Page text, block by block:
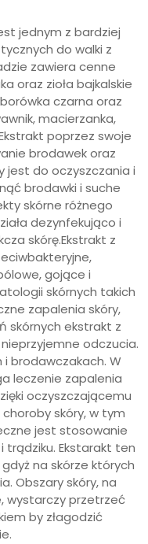
jednym z bardziej
do walki z
zawiera cenne
oraz zioła bajkalskie
czarna oraz
macierzanka,
poprzez swoje
brodawek oraz
jest do oczyszczania i
brodawki i suche
skórne różnego
dezynfekująco i
skórę.Ekstrakt z
gojące i
skórnych takich
zapalenia skóry,
skórnych ekstrakt z
odczucia.
brodawczakach. W
leczenie zapalenia
oczyszczającemu
skóry, w tym
jest stosowanie
trądziku. Ekstarakt ten
na skórze których
Obszary skóry, na
wystarczy przetrzeć
by złagodzić